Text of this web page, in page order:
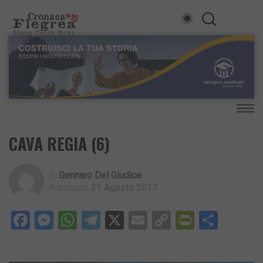
CAVA REGIA (6)
Gennaro Del Giudice
21 Agosto 2017
Facebook
Messenger
WhatsApp
Telegram
X EmailCopy